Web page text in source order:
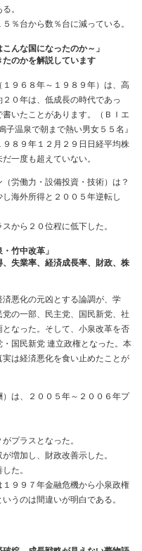
。
％台から数％台に減っている。
んな国になったのか～」
のかを解説しています
９６８年～１９８９年）は、高
０年は、低成長の時代であっ
いたことがあります。（ＢＩエ
温泉で朝まで熱い男女５５名』
８９年１２月２９日日経平均株
一度も超えていない。
労働力・設備投資・技術）は？
海外所得と２００５年逆転し
から２０位程に低下した。
竹中改革」
失業率、経済成長率、財政、株
悪化の元凶とする論調が、学
の一部、民主党、国民新党、社
なった。そして、小泉改革を否
国民新党 連立政権となった。本
は経済悪化を食い止めたことが
は、２００５年～２００６年プ
プラスとなった。
増加し、財政改善示した。
た。
９９７年金融危機から小泉政権
うのは間違いが明白である。